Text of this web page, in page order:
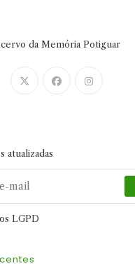
da Memória Potiguar
Abre
Abre
atualizadas
LGPD